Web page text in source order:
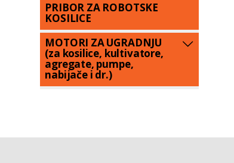
PRIBOR ZA ROBOTSKE
KOSILICE
MOTORI ZA UGRADNJU
(za kosilice, kultivatore,
agregate, pumpe,
nabijače i dr.)